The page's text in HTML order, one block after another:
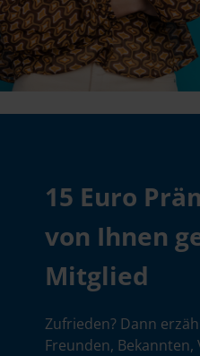
15 Euro
von Ihnen
Mitglied
Zufrieden? Dann
Freunden,